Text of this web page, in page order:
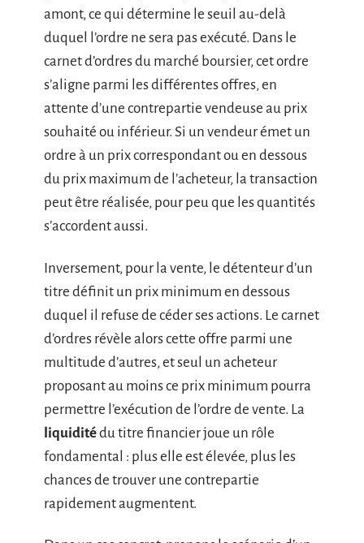
amont, ce qui détermine le seuil au-delà
duquel l’ordre ne sera pas exécuté. Dans le
carnet d’ordres du marché boursier, cet ordre
s’aligne parmi les différentes offres, en
attente d’une contrepartie vendeuse au prix
souhaité ou inférieur. Si un vendeur émet un
ordre à un prix correspondant ou en dessous
du prix maximum de l’acheteur, la transaction
peut être réalisée, pour peu que les quantités
s’accordent aussi.
Inversement, pour la vente, le détenteur d’un
titre définit un prix minimum en dessous
duquel il refuse de céder ses actions. Le carnet
d’ordres révèle alors cette offre parmi une
multitude d’autres, et seul un acheteur
proposant au moins ce prix minimum pourra
permettre l’exécution de l’ordre de vente. La
liquiditédu titre financier joue un rôle
fondamental : plus elle est élevée, plus les
chances de trouver une contrepartie
rapidement augmentent.